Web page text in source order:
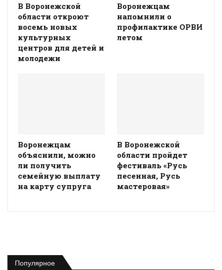
В Воронежской
области откроют
восемь новых
культурных
центров для детей и
молодежи
Воронежцам
напомнили о
профилактике ОРВИ
летом
Воронежцам
объяснили, можно
ли получить
семейную выплату
на карту супруга
В Воронежской
области пройдет
фестиваль «Русь
песенная, Русь
мастеровая»
Популярное